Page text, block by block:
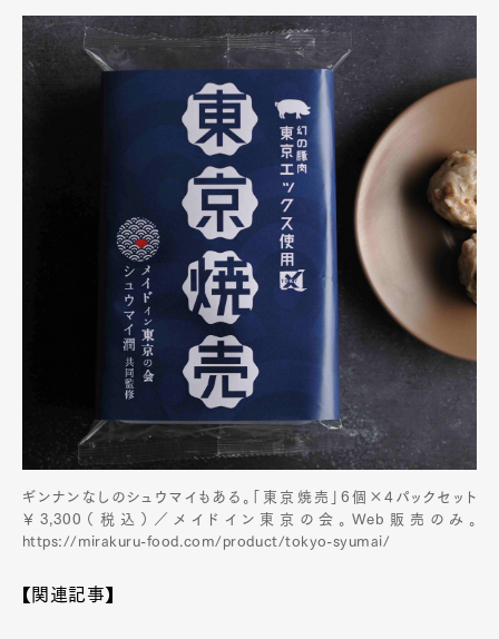
ギンナンなしのシュウマイもある。「東京焼売」6個×4パックセット
￥3,300（税込）／メイドイン東京の会。Web販売のみ。
https://mirakuru-food.com/product/tokyo-syumai/
【関連記事】